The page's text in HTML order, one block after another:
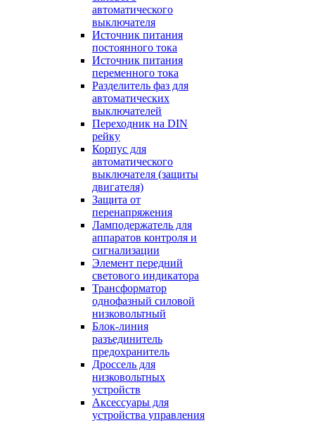
автоматического
выключателя
Источник питания
постоянного тока
Источник питания
переменного тока
Разделитель фаз для
автоматических
выключателей
Переходник на DIN
рейку
Корпус для
автоматического
выключателя (защиты
двигателя)
Защита от
перенапряжения
Ламподержатель для
аппаратов контроля и
сигнализации
Элемент передний
светового индикатора
Трансформатор
однофазный силовой
низковольтный
Блок-линия
разъединитель
предохранитель
Дроссель для
низковольтных
устройств
Аксессуары для
устройства управления